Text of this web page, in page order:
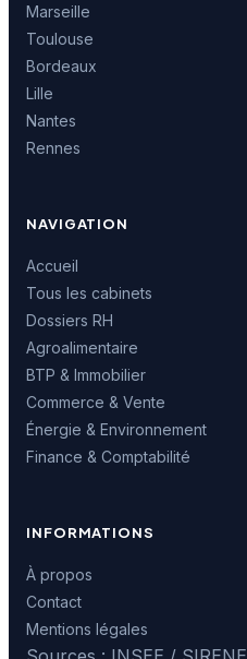
Marseille
Toulouse
Bordeaux
Lille
Nantes
Rennes
NAVIGATION
Accueil
Tous les cabinets
Dossiers RH
Agroalimentaire
BTP & Immobilier
Commerce & Vente
Énergie & Environnement
Finance & Comptabilité
INFORMATIONS
À propos
Contact
Mentions légales